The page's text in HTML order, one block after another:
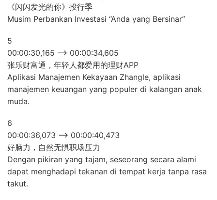
《闪闪发光的你》投行季
Musim Perbankan Investasi “Anda yang Bersinar”
5
00:00:30,165 –> 00:00:34,605
张乐财富通，年轻人都爱用的理财APP
Aplikasi Manajemen Kekayaan Zhangle, aplikasi
manajemen keuangan yang populer di kalangan anak
muda.
6
00:00:36,073 –> 00:00:40,473
好脑力，自然无惧职场压力
Dengan pikiran yang tajam, seseorang secara alami
dapat menghadapi tekanan di tempat kerja tanpa rasa
takut.